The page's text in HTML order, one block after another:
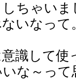
ちゃい
いなって
識して使
な～って